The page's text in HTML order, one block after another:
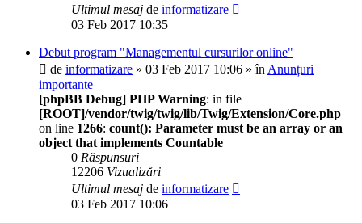
Ultimul mesaj de informatizare
03 Feb 2017 10:35
Debut program "Managementul cursurilor online"
de informatizare » 03 Feb 2017 10:06 » în Anunțuri
importante
[phpBB Debug] PHP Warning: in file
[ROOT]/vendor/twig/twig/lib/Twig/Extension/Core.php
on line 1266: count(): Parameter must be an array or an
object that implements Countable
0 Răspunsuri
12206 Vizualizări
Ultimul mesaj de informatizare
03 Feb 2017 10:06